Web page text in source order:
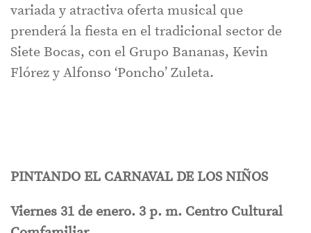
variada y atractiva oferta musical que
prenderá la fiesta en el tradicional sector de
Siete Bocas, con el Grupo Bananas, Kevin
Flórez y Alfonso ‘Poncho’ Zuleta.
PINTANDO EL CARNAVAL DE LOS NIÑOS
Viernes 31 de enero. 3 p. m. Centro Cultural